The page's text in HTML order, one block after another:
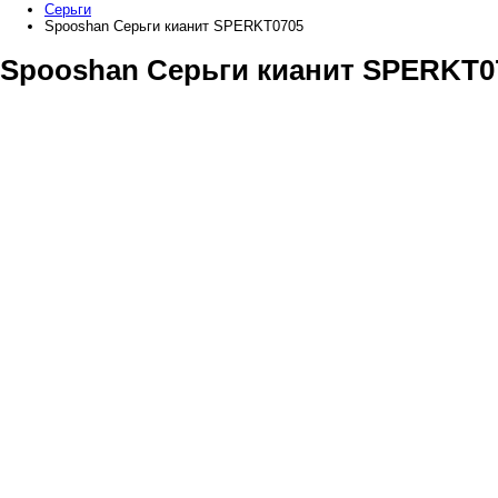
Серьги
Spooshan Серьги кианит SPERKT0705
Spooshan Серьги кианит